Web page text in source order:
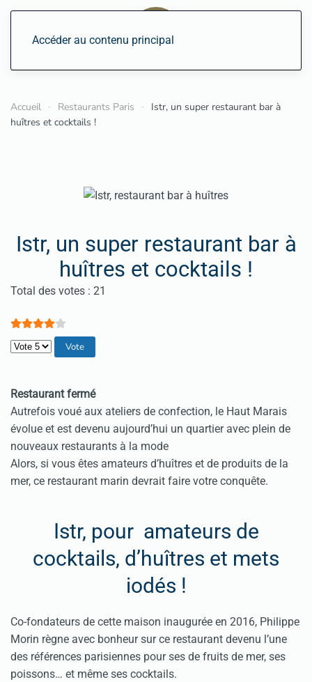
Accéder au contenu principal
Accueil Restaurants Paris
Istr, un super restaurant bar à
huîtres et cocktails !
Istr, un super restaurant bar à
huîtres et cocktails !
Vote utilisateur:4/
Total des votes : 21
Veuillez voter
Restaurant fermé
Autrefois voué aux ateliers de confection, le Haut Marais
évolue et est devenu aujourd’hui un quartier avec plein de
nouveaux restaurants à la mode
Alors, si vous êtes amateurs d’huîtres et de produits de la
mer, ce restaurant marin devrait faire votre conquête.
Istr, pour amateurs de
cocktails, d’huîtres et mets
iodés !
Co-fondateurs de cette maison inaugurée en 2016, Philippe
Morin règne avec bonheur sur ce restaurant devenu l’une
des références parisiennes pour ses de fruits de mer, ses
poissons… et même ses cocktails.